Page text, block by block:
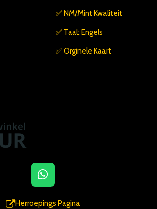
✅️ NM/Mint Kwaliteit
✅️ Taal: Engels
✅️ Orginele Kaart
W
h
a
Herroepings Pagina